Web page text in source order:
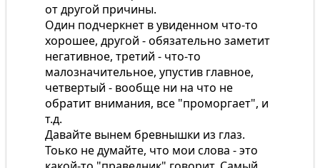
от другой причины.
Один подчеркнет в увиденном что-то
хорошее, другой - обязательно заметит
негативное, третий - что-то
малозначительное, упустив главное,
четвертый - вообще ни на что не
обратит внимания, все "проморгает", и
т.д.
Давайте вынем бревнышки из глаз.
Тоько не думайте, что мои слова - это